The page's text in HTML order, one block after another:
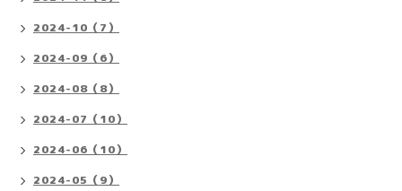
2024-10（7）
2024-09（6）
2024-08（8）
2024-07（10）
2024-06（10）
2024-05（9）